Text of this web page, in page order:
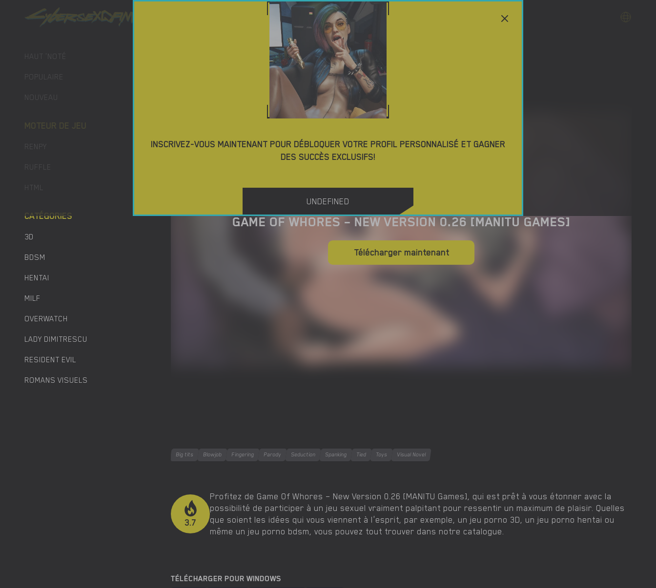
TÉLÉCHARGER DES JEUX PORNO BLOG
HAUT 'NOTÉ
HTML
CATÉGORIES
3D
BDSM
HENTAI
MILF
OVERWATCH
LADY DIMITRESCU
RESIDENT EVIL
ROMANS VISUELS
GAME OF WHORES – NEW VERSION 0.26 [MANITU GAMES]
Télécharger maintenant
Big tits Blowjob Fingering Parody Seduction Spanking Tied Toys Visual Novel
3.7
Profitez de Game Of Whores – New Version 0.26 [MANITU Games], qui est prêt à vous étonner avec la
possibilité de participer à un jeu sexuel vraiment palpitant pour ressentir un maximum de plaisir. Quelles
que soient les idées qui vous viennent à l'esprit, par exemple, un jeu porno 3D, un jeu porno hentai ou
même un jeu porno bdsm, vous pouvez tout trouver dans notre catalogue.
TÉLÉCHARGER POUR WINDOWS
INSCRIVEZ-VOUS MAINTENANT POUR DÉBLOQUER VOTRE PROFIL PERSONNALISÉ ET GAGNER
DES SUCCÈS EXCLUSIFS!
UNDEFINED